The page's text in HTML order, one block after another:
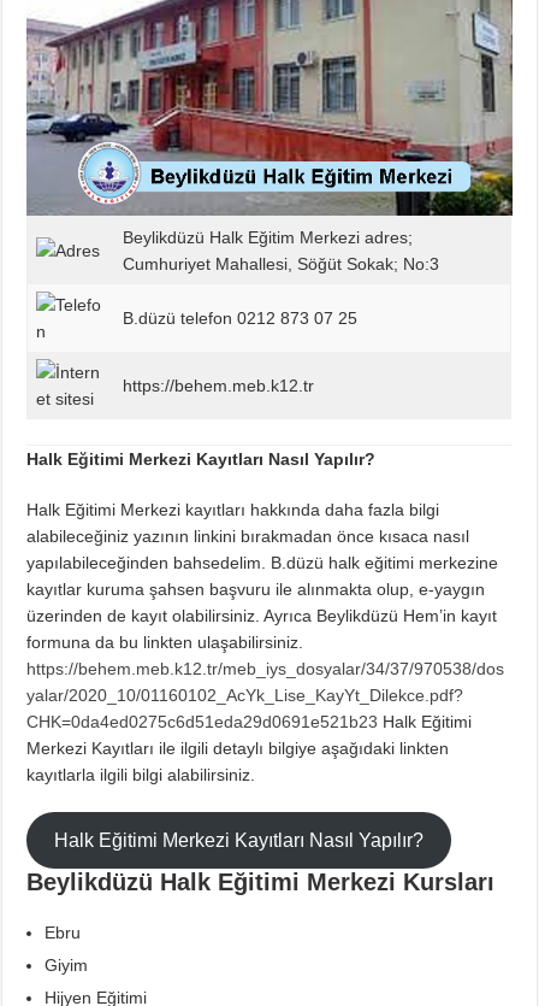
Beylikdüzü Halk Eğitim Merkezi adres;
Cumhuriyet Mahallesi, Söğüt Sokak; No:3
B.düzü telefon 0212 873 07 25
https://behem.meb.k12.tr
Halk Eğitimi Merkezi Kayıtları Nasıl Yapılır?
Halk Eğitimi Merkezi kayıtları hakkında daha fazla bilgi
alabileceğiniz yazının linkini bırakmadan önce kısaca nasıl
yapılabileceğinden bahsedelim. B.düzü halk eğitimi merkezine
kayıtlar kuruma şahsen başvuru ile alınmakta olup, e-yaygın
üzerinden de kayıt olabilirsiniz. Ayrıca Beylikdüzü Hem’in kayıt
formuna da bu linkten ulaşabilirsiniz.
https://behem.meb.k12.tr/meb_iys_dosyalar/34/37/970538/dos
yalar/2020_10/01160102_AcYk_Lise_KayYt_Dilekce.pdf?
CHK=0da4ed0275c6d51eda29d0691e521b23 Halk Eğitimi
Merkezi Kayıtları ile ilgili detaylı bilgiye aşağıdaki linkten
kayıtlarla ilgili bilgi alabilirsiniz.
Halk Eğitimi Merkezi Kayıtları Nasıl Yapılır?
Beylikdüzü Halk Eğitimi Merkezi Kursları
Ebru
Giyim
Hijyen Eğitimi